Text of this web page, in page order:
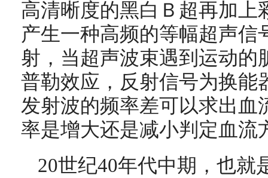
高清晰度的黑白Ｂ超再加上
产生一种高频的等幅超声信
射，当超声波束遇到运动的
普勒效应，反射信号为换能
发射波的频率差可以求出血
率是增大还是减小判定血流
20世纪40年代中期，也就